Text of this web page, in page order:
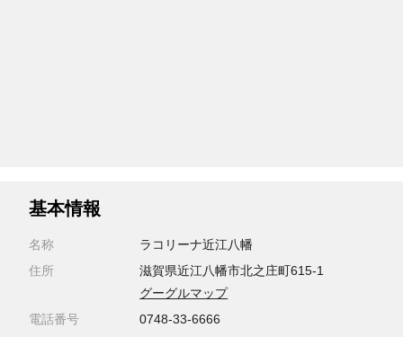
基本情報
名称
ラコリーナ近江八幡
住所
滋賀県近江八幡市北之庄町615-1
グーグルマップ
電話番号
0748-33-6666